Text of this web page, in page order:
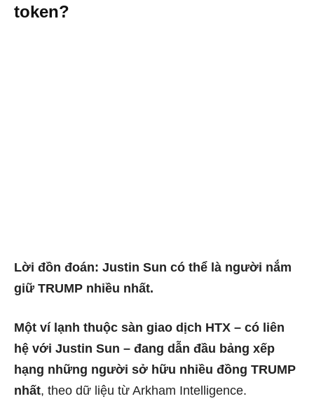
token?
Lời đồn đoán: Justin Sun có thể là người nắm
giữ TRUMP nhiều nhất.
Một ví lạnh thuộc sàn giao dịch HTX – có liên
hệ với Justin Sun – đang dẫn đầu bảng xếp
hạng những người sở hữu nhiều đồng TRUMP
nhất, theo dữ liệu từ Arkham Intelligence.